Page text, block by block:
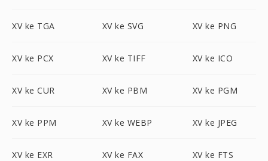
XV ke TGA XV ke SVG XV ke PNG
XV ke PCX XV ke TIFF XV ke ICO
XV ke CUR XV ke PBM XV ke PGM
XV ke PPM XV ke WEBP XV ke JPEG
XV ke EXR XV ke FAX XV ke FTS